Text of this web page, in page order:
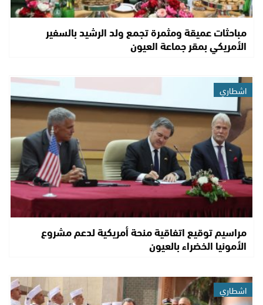
مباحثات عميقة ومثمرة تجمع ولد الرشيد بالسفير
الأمريكي بمقر جماعة العيون
اشطاري
مراسيم توقيع اتفاقية منحة أمريكية لدعم مشروع
الأمونيا الخضراء بالعيون
اشطاري